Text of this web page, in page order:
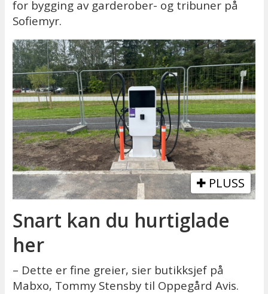
for bygging av garderober- og tribuner på
Sofiemyr.
PLUSS
Snart kan du hurtiglade
her
– Dette er fine greier, sier butikksjef på
Mabxo, Tommy Stensby til Oppegård Avis.